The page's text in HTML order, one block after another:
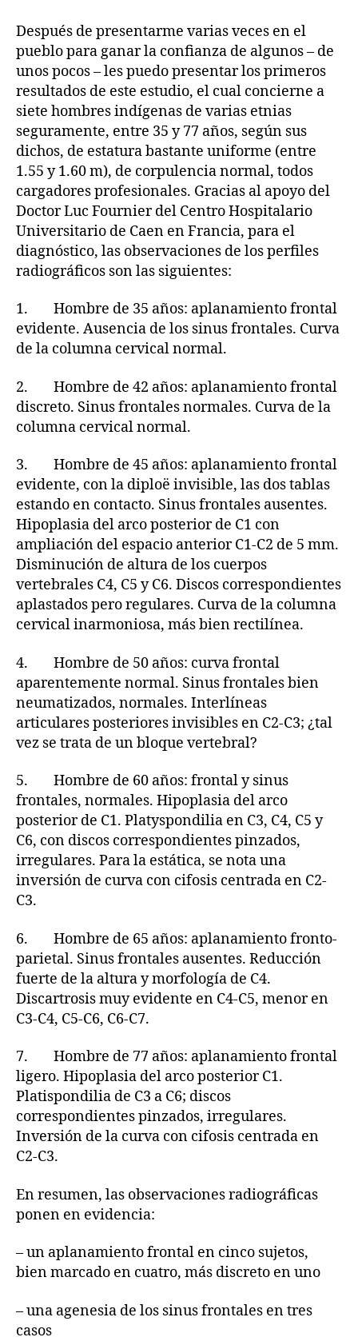
Después de presentarme varias veces en el
pueblo para ganar la confianza de algunos – de
unos pocos – les puedo presentar los primeros
resultados de este estudio, el cual concierne a
siete hombres indígenas de varias etnias
seguramente, entre 35 y 77 años, según sus
dichos, de estatura bastante uniforme (entre
1.55 y 1.60 m), de corpulencia normal, todos
cargadores profesionales. Gracias al apoyo del
Doctor Luc Fournier del Centro Hospitalario
Universitario de Caen en Francia, para el
diagnóstico, las observaciones de los perfiles
radiográficos son las siguientes:
1. Hombre de 35 años: aplanamiento frontal
evidente. Ausencia de los sinus frontales. Curva
de la columna cervical normal.
2. Hombre de 42 años: aplanamiento frontal
discreto. Sinus frontales normales. Curva de la
columna cervical normal.
3. Hombre de 45 años: aplanamiento frontal
evidente, con la diploë invisible, las dos tablas
estando en contacto. Sinus frontales ausentes.
Hipoplasia del arco posterior de C1 con
ampliación del espacio anterior C1-C2 de 5 mm.
Disminución de altura de los cuerpos
vertebrales C4, C5 y C6. Discos correspondientes
aplastados pero regulares. Curva de la columna
cervical inarmoniosa, más bien rectilínea.
4. Hombre de 50 años: curva frontal
aparentemente normal. Sinus frontales bien
neumatizados, normales. Interlíneas
articulares posteriores invisibles en C2-C3; ¿tal
vez se trata de un bloque vertebral?
5. Hombre de 60 años: frontal y sinus
frontales, normales. Hipoplasia del arco
posterior de C1. Platyspondilia en C3, C4, C5 y
C6, con discos correspondientes pinzados,
irregulares. Para la estática, se nota una
inversión de curva con cifosis centrada en C2-
C3.
6. Hombre de 65 años: aplanamiento fronto-
parietal. Sinus frontales ausentes. Reducción
fuerte de la altura y morfología de C4.
Discartrosis muy evidente en C4-C5, menor en
C3-C4, C5-C6, C6-C7.
7. Hombre de 77 años: aplanamiento frontal
ligero. Hipoplasia del arco posterior C1.
Platispondilia de C3 a C6; discos
correspondientes pinzados, irregulares.
Inversión de la curva con cifosis centrada en
C2-C3.
En resumen, las observaciones radiográficas
ponen en evidencia:
– un aplanamiento frontal en cinco sujetos,
bien marcado en cuatro, más discreto en uno
– una agenesia de los sinus frontales en tres
casos